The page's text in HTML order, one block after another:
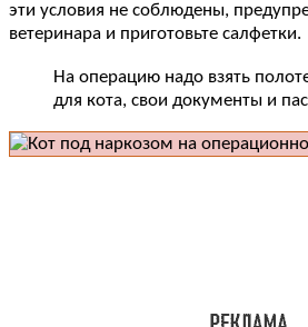
эти условия не соблюдены,
ветеринара и приготовьте салфетки.
На операцию надо взять
для кота, свои документы и